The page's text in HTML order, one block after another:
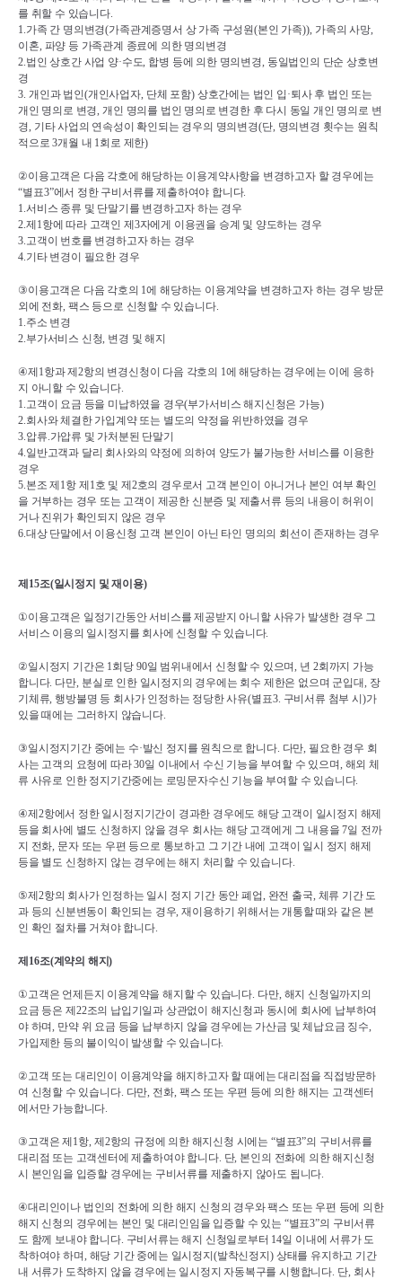
를 취할 수 있습니다.
1.가족 간 명의변경(가족관계증명서 상 가족 구성원(본인 가족)), 가족의 사망
이혼, 파양 등 가족관계 종료에 의한 명의변경
2.법인 상호간 사업 양·수도, 합병 등에 의한 명의변경, 동일법인의 단순 상호변
경
3. 개인과 법인(개인사업자, 단체 포함) 상호간에는 법인 입 ·퇴사 후 법인 또는
개인 명의로 변경, 개인 명의를 법인 명의로 변경한 후 다시 동일 개인 명의로 변
경, 기타 사업의 연속성이 확인되는 경우의 명의변경(단, 명의변경 횟수는 원칙
적으로 3개월 내 1회로 제한)
②
“별표3”에서 정한 구비서류를 제출하여야 합니다.
1.서비스 종류 및 단말기를 변경하고자 하는 경우
2.제 1항에 따라 고객인 제 3자에게 이용권을 승계 및 양도하는 경우
3.고객이 번호를 변경하고자 하는 경우
4.기타 변경이 필요한 경우
③이용고객은 다음 각호의 1에 해당하는 이용계약을 변경하고자 하는 경우 방문
외에 전화, 팩스 등으로 신청할 수 있습니다.
1.주소 변경
2.부가서비스 신청, 변경 및 해지
④제 1항과 제2항의 변경신청이 다음 각호의 1에 해당하는 경우에는 이에 응하
지 아니할 수 있습니다.
1.고객이 요금 등을 미납하였을 경우(부가서비스 해지신청은 가능)
2.회사와 체결한 가입계약 또는 별도의 약정을 위반하였을 경우
3.압류.가압류 및 가처분된 단말기
4.일반고객과 달리 회사와의 약정에 의하여 양도가 불가능한 서비스를 이용한
경우
5.본조 제 1항 제 1호 및 제 2호의 경우로서 고객 본인이 아니거나 본인 여부 확인
을 거부하는 경우 또는 고객이 제공한 신분증 및 제출서류 등의 내용이 허위이
거나 진위가 확인되지 않은 경우
6.대상 단말에서 이용신청 고객 본인이 아닌 타인 명의의 회선이 존재하는 경우
제 15조(일시정지 및 재이용)
①이용고객은 일정기간동안 서비스를 제공받지 아니할 사유가 발생한 경우 그
서비스 이용의 일시정지를 회사에 신청할 수 있습니다.
②일시정지 기간은 1회당 90일 범위내에서 신청할 수 있으며, 년 2회까지 가능
합니다. 다만, 분실로 인한 일시정지의 경우에는 회수 제한은 없으며 군입대, 장
기체류, 행방불명 등 회사가 인정하는 정당한 사유(별표3. 구비서류 첨부 시 )가
있을 때에는 그러하지 않습니다.
③일시정지기간 중에는 수·발신 정지를 원칙으로 합니다. 다만, 필요한 경우 회
사는 고객의 요청에 따라 30일 이내에서 수신 기능을 부여할 수 있으며, 해외 체
류 사유로 인한 정지기간중에는 로밍문자수신 기능을 부여할 수 있습니다.
④제 2항에서 정한 일시정지기간이 경과한 경우에도 해당 고객이 일시정지 해제
등을 회사에 별도 신청하지 않을 경우 회사는 해당 고객에게 그 내용을 7일 전까
지 전화, 문자 또는 우편 등으로 통보하고 그 기간 내에 고객이 일시 정지 해제
등을 별도 신청하지 않는 경우에는 해지 처리할 수 있습니다.
⑤제 2항의 회사가 인정하는 일시 정지 기간 동안 폐업, 완전 출국, 체류 기간 도
과 등의 신분변동이 확인되는 경우, 재이용하기 위해서는 개통할 때와 같은 본
인 확인 절차를 거쳐야 합니다.
제 16조(계약의 해지)
①고객은 언제든지 이용계약을 해지할 수 있습니다. 다만, 해지 신청일까지의
요금 등은 제 22조의 납입기일과 상관없이 해지신청과 동시에 회사에 납부하여
야 하며, 만약 위 요금 등을 납부하지 않을 경우에는 가산금 및 체납요금 징수
가입제한 등의 불이익이 발생할 수 있습니다.
②고객 또는 대리인이 이용계약을 해지하고자 할 때에는 대리점을 직접방문하
여 신청할 수 있습니다. 다만, 전화, 팩스 또는 우편 등에 의한 해지는 고객센터
에서만 가능합니다.
③고객은 제 1항, 제 2항의 규정에 의한 해지신청 시에는 “별표3”의 구비서류를
대리점 또는 고객센터에 제출하여야 합니다. 단, 본인의 전화에 의한 해지신청
시 본인임을 입증할 경우에는 구비서류를 제출하지 않아도 됩니다.
④대리인이나 법인의 전화에 의한 해지 신청의 경우와 팩스 또는 우편 등에 의한
해지 신청의 경우에는 본인 및 대리인임을 입증할 수 있는 “별표3”의 구비서류
도 함께 보내야 합니다. 구비서류는 해지 신청일로부터 14일 이내에 서류가 도
착하여야 하며, 해당 기간 중에는 일시정지 (발착신정지 ) 상태를 유지하고 기간
내 서류가 도착하지 않을 경우에는 일시정지 자동복구를 시행합니다. 단, 회사